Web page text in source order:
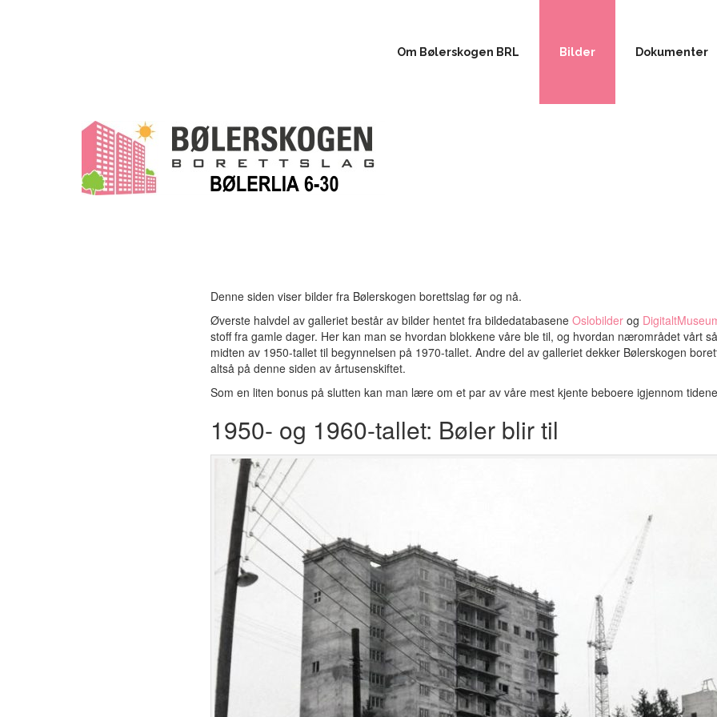
Om Bølerskogen BRL Bilder Dokumenter
Denne siden viser bilder fra Bølerskogen borettslag før og nå.
Øverste halvdel av galleriet består av bilder hentet fra bildedatabasene Oslobilderog
stoff fra gamle dager. Her kan man se hvordan blokkene våre ble til, og hvordan nærområdet vårt
midten av 1950-tallet til begynnelsen på 1970-tallet. Andre del av galleriet dekker Bølerskogen
altså på denne siden av årtusenskiftet.
Som en liten bonus på slutten kan man lære om et par av våre mest kjente beboere igjennom
1950- og 1960-tallet: Bøler blir til